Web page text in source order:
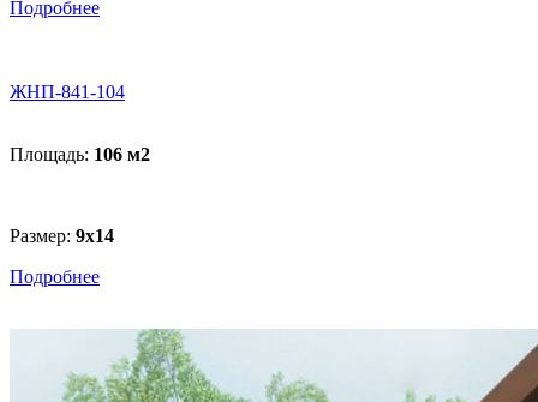
Подробнее
ЖНП-841-104
Площадь: 106 м2
Размер: 9х14
Подробнее